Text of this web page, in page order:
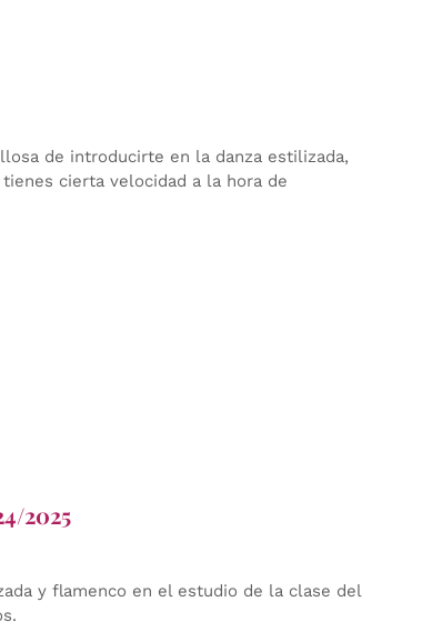
de introducirte en la danza estilizada,
cierta velocidad a la hora de
2025
y flamenco en el estudio de la clase del